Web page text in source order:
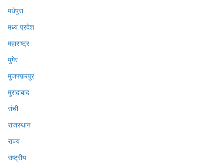
मधेपुरा
मध्य प्रदेश
महाराष्ट्र
मुंगेर
मुजफ्फ़रपुर
मुरादाबाद
रांची
राजस्थान
राज्य
राष्ट्रीय